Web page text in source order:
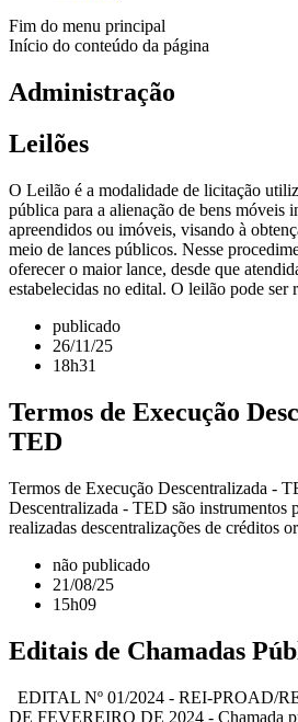
Fim do menu principal
Início do conteúdo da página
Administração
Leilões
O Leilão é a modalidade de licitação
pública para a alienação de bens móveis
apreendidos ou imóveis, visando à
meio de lances públicos. Nesse
oferecer o maior lance, desde que
estabelecidas no edital. O leilão pode ser
publicado
26/11/25
18h31
Termos de Execução
TED
Termos de Execução Descentralizada -
Descentralizada - TED são instrumentos
realizadas descentralizações de créditos
não publicado
21/08/25
15h09
Editais de Chamadas
EDITAL Nº 01/2024 - REI-PROAD/
DE FEVEREIRO DE 2024 - Chamada